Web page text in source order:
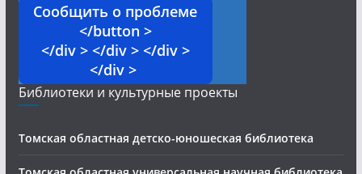
Сообщить о проблеме
</button >
</div > </div > </div >
</div >
Библиотеки и культурные проекты
Томская областная детско-юношеская библиотека